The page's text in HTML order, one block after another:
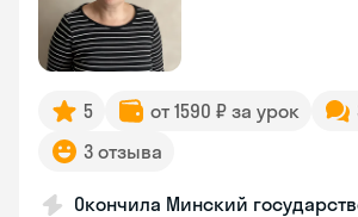
5 от 1590 ₽ за урок
3 отзыва
Окончила Минский